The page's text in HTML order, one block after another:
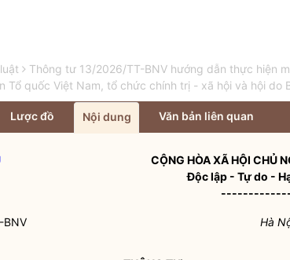
Thông tư 13/2026/TT-BNV hướng dẫn thực hiện
Tổ quốc Việt Nam, tổ chức chính trị - xã hội và hội do
Lược đồ Nội dung Văn bản liên quan
CỘNG HÒA XÃ HỘI CHỦ
Độc lập - Tự do -
BNV Hà